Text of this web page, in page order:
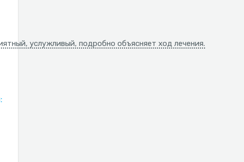
услужливый, подробно объясняет ход лечения.